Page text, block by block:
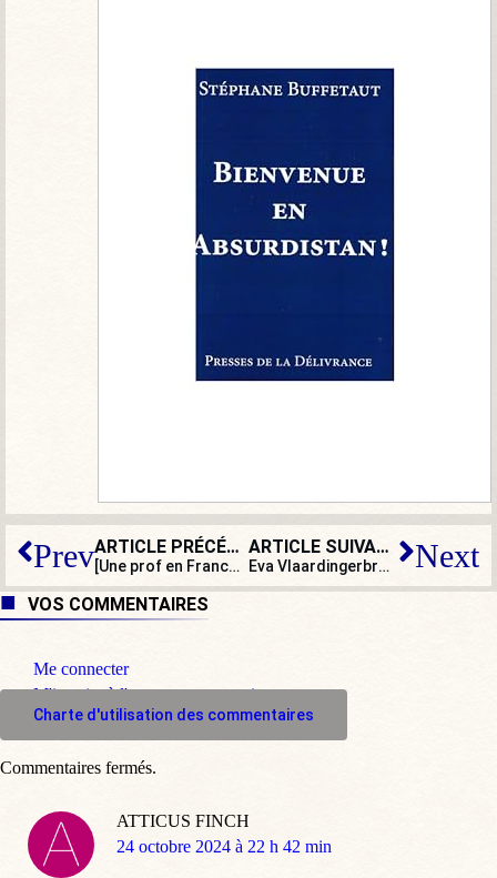
Prev ARTICLE PRÉCÉDENT
[Une prof en France] Le vocabulaire des jeunes ? Parlons-en !
ARTICLE SUIVANT
Eva Vlaardingerbroek : aux Pays-Bas, une jeune conservatrice de choc Next
VOS COMMENTAIRES
Me connecter
M'inscrire à l'espace commentaire
Charte d'utilisation des commentaires
ATTICUS FINCH
dit
24 octobre 2024 à 22 h 42 min
Commentaires fermés.